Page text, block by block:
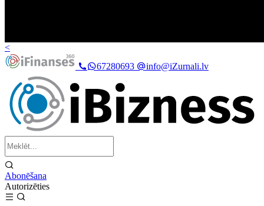
<
67280693
info@iZurnali.lv
Abonēšana
Autorizēties